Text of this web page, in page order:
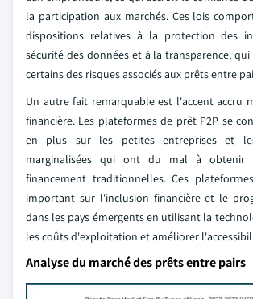
la participation aux marchés. Ces lois
dispositions relatives à la protection des
sécurité des données et à la transparence,
certains des risques associés aux prêts entre
Un autre fait remarquable est l'accent accru
financière. Les plateformes de prêt P2P se
en plus sur les petites entreprises et
marginalisées qui ont du mal à obtenir
financement traditionnelles. Ces
important sur l'inclusion financière et le
dans les pays émergents en utilisant la
les coûts d'exploitation et améliorer
Analyse du marché des prêts entre pairs